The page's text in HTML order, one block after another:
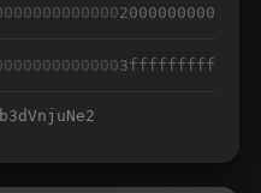
2000000000
3fffffffff